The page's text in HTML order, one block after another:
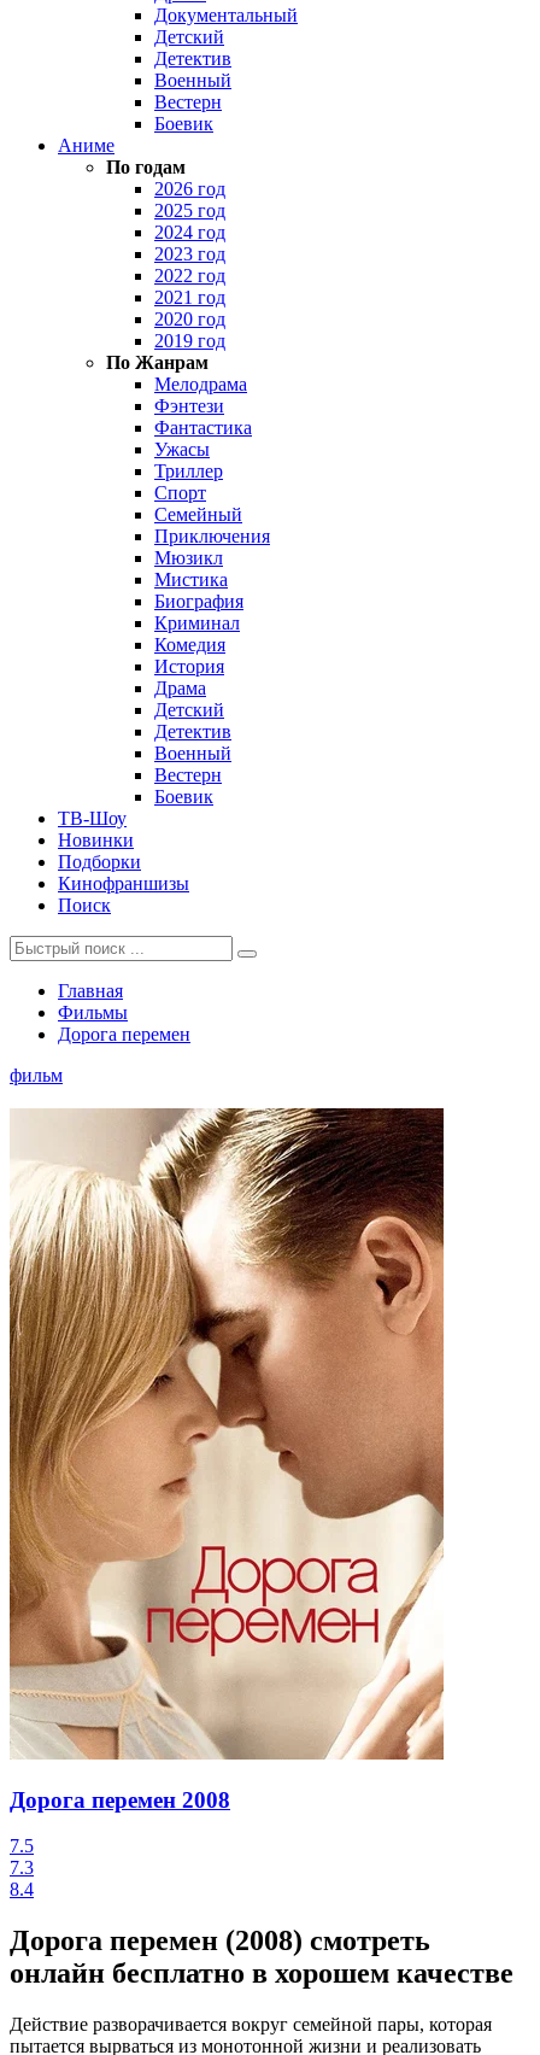
Документальный
Детский
Детектив
Военный
Вестерн
Боевик
Аниме
По годам
2026 год
2025 год
2024 год
2023 год
2022 год
2021 год
2020 год
2019 год
По Жанрам
Мелодрама
Фэнтези
Фантастика
Ужасы
Триллер
Спорт
Семейный
Приключения
Мюзикл
Мистика
Биография
Криминал
Комедия
История
Драма
Детский
Детектив
Военный
Вестерн
Боевик
ТВ-Шоу
Новинки
Подборки
Кинофраншизы
Поиск
Главная
Фильмы
Дорога перемен
фильм
Дорога перемен 2008
7.5
7.3
8.4
Дорога перемен (2008) смотреть
онлайн бесплатно в хорошем качестве
Действие разворачивается вокруг семейной пары, которая
пытается вырваться из монотонной жизни и реализовать